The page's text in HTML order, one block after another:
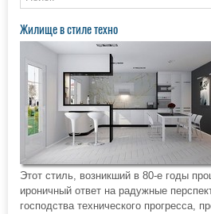
Жилище в стиле техно
Этот стиль, возникший в 80-е годы
ироничный ответ на радужные
господства технического прогресса,